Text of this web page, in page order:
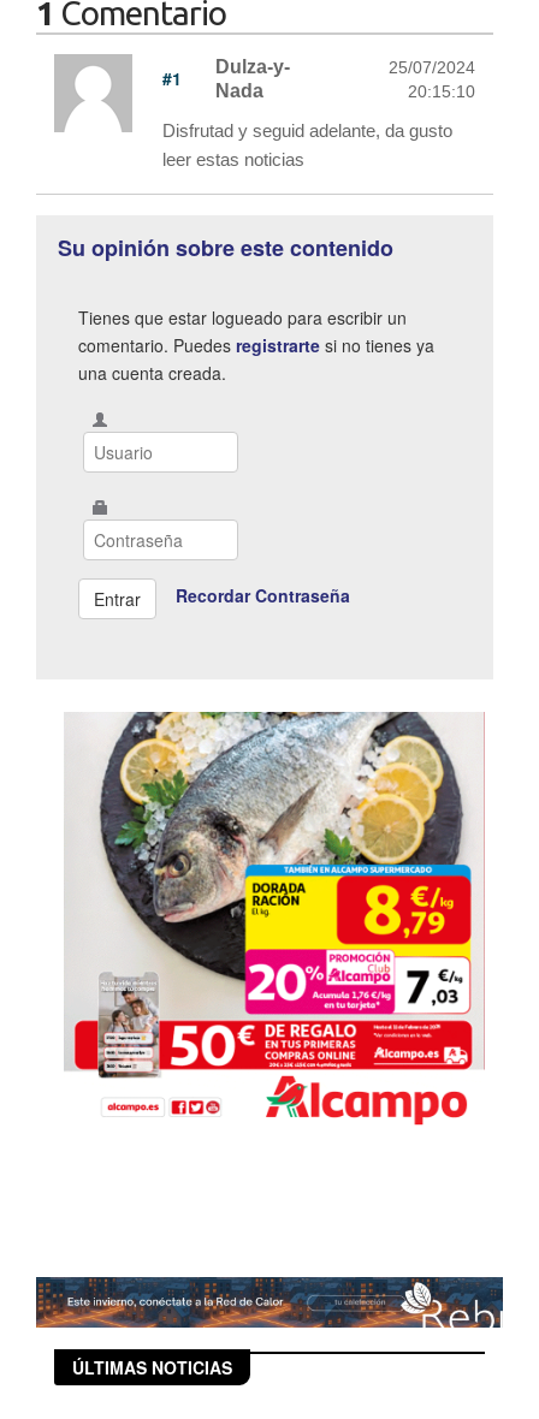
1 Comentario
#1
Dulza-y-
Nada
25/07/2024
20:15:10
Disfrutad y seguid adelante, da gusto
leer estas noticias
Su opinión sobre este contenido
Tienes que estar logueado para escribir un
comentario. Puedes registrarte si no tienes ya
una cuenta creada.
Recordar Contraseña
ÚLTIMAS NOTICIAS